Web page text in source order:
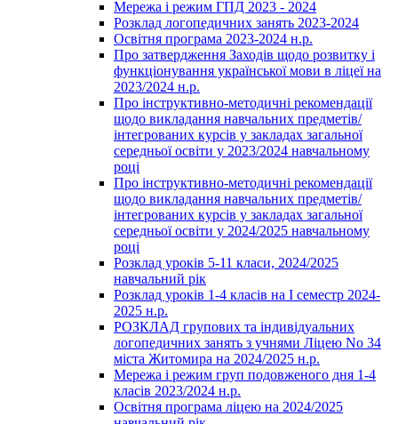
Мережа і режим ГПД 2023 - 2024
Розклад логопедичних занять 2023-2024
Освітня програма 2023-2024 н.р.
Про затвердження Заходів щодо розвитку і
функціонування української мови в ліцеї на
2023/2024 н.р.
Про інструктивно-методичні рекомендації
щодо викладання навчальних предметів/
інтегрованих курсів у закладах загальної
середньої освіти у 2023/2024 навчальному
році
Про інструктивно-методичні рекомендації
щодо викладання навчальних предметів/
інтегрованих курсів у закладах загальної
середньої освіти у 2024/2025 навчальному
році
Розклад уроків 5-11 класи, 2024/2025
навчальний рік
Розклад уроків 1-4 класів на І семестр 2024-
2025 н.р.
РОЗКЛАД групових та індивідуальних
логопедичних занять з учнями Ліцею No 34
міста Житомира на 2024/2025 н.р.
Мережа і режим груп подовженого дня 1-4
класів 2023/2024 н.р.
Освітня програма ліцею на 2024/2025